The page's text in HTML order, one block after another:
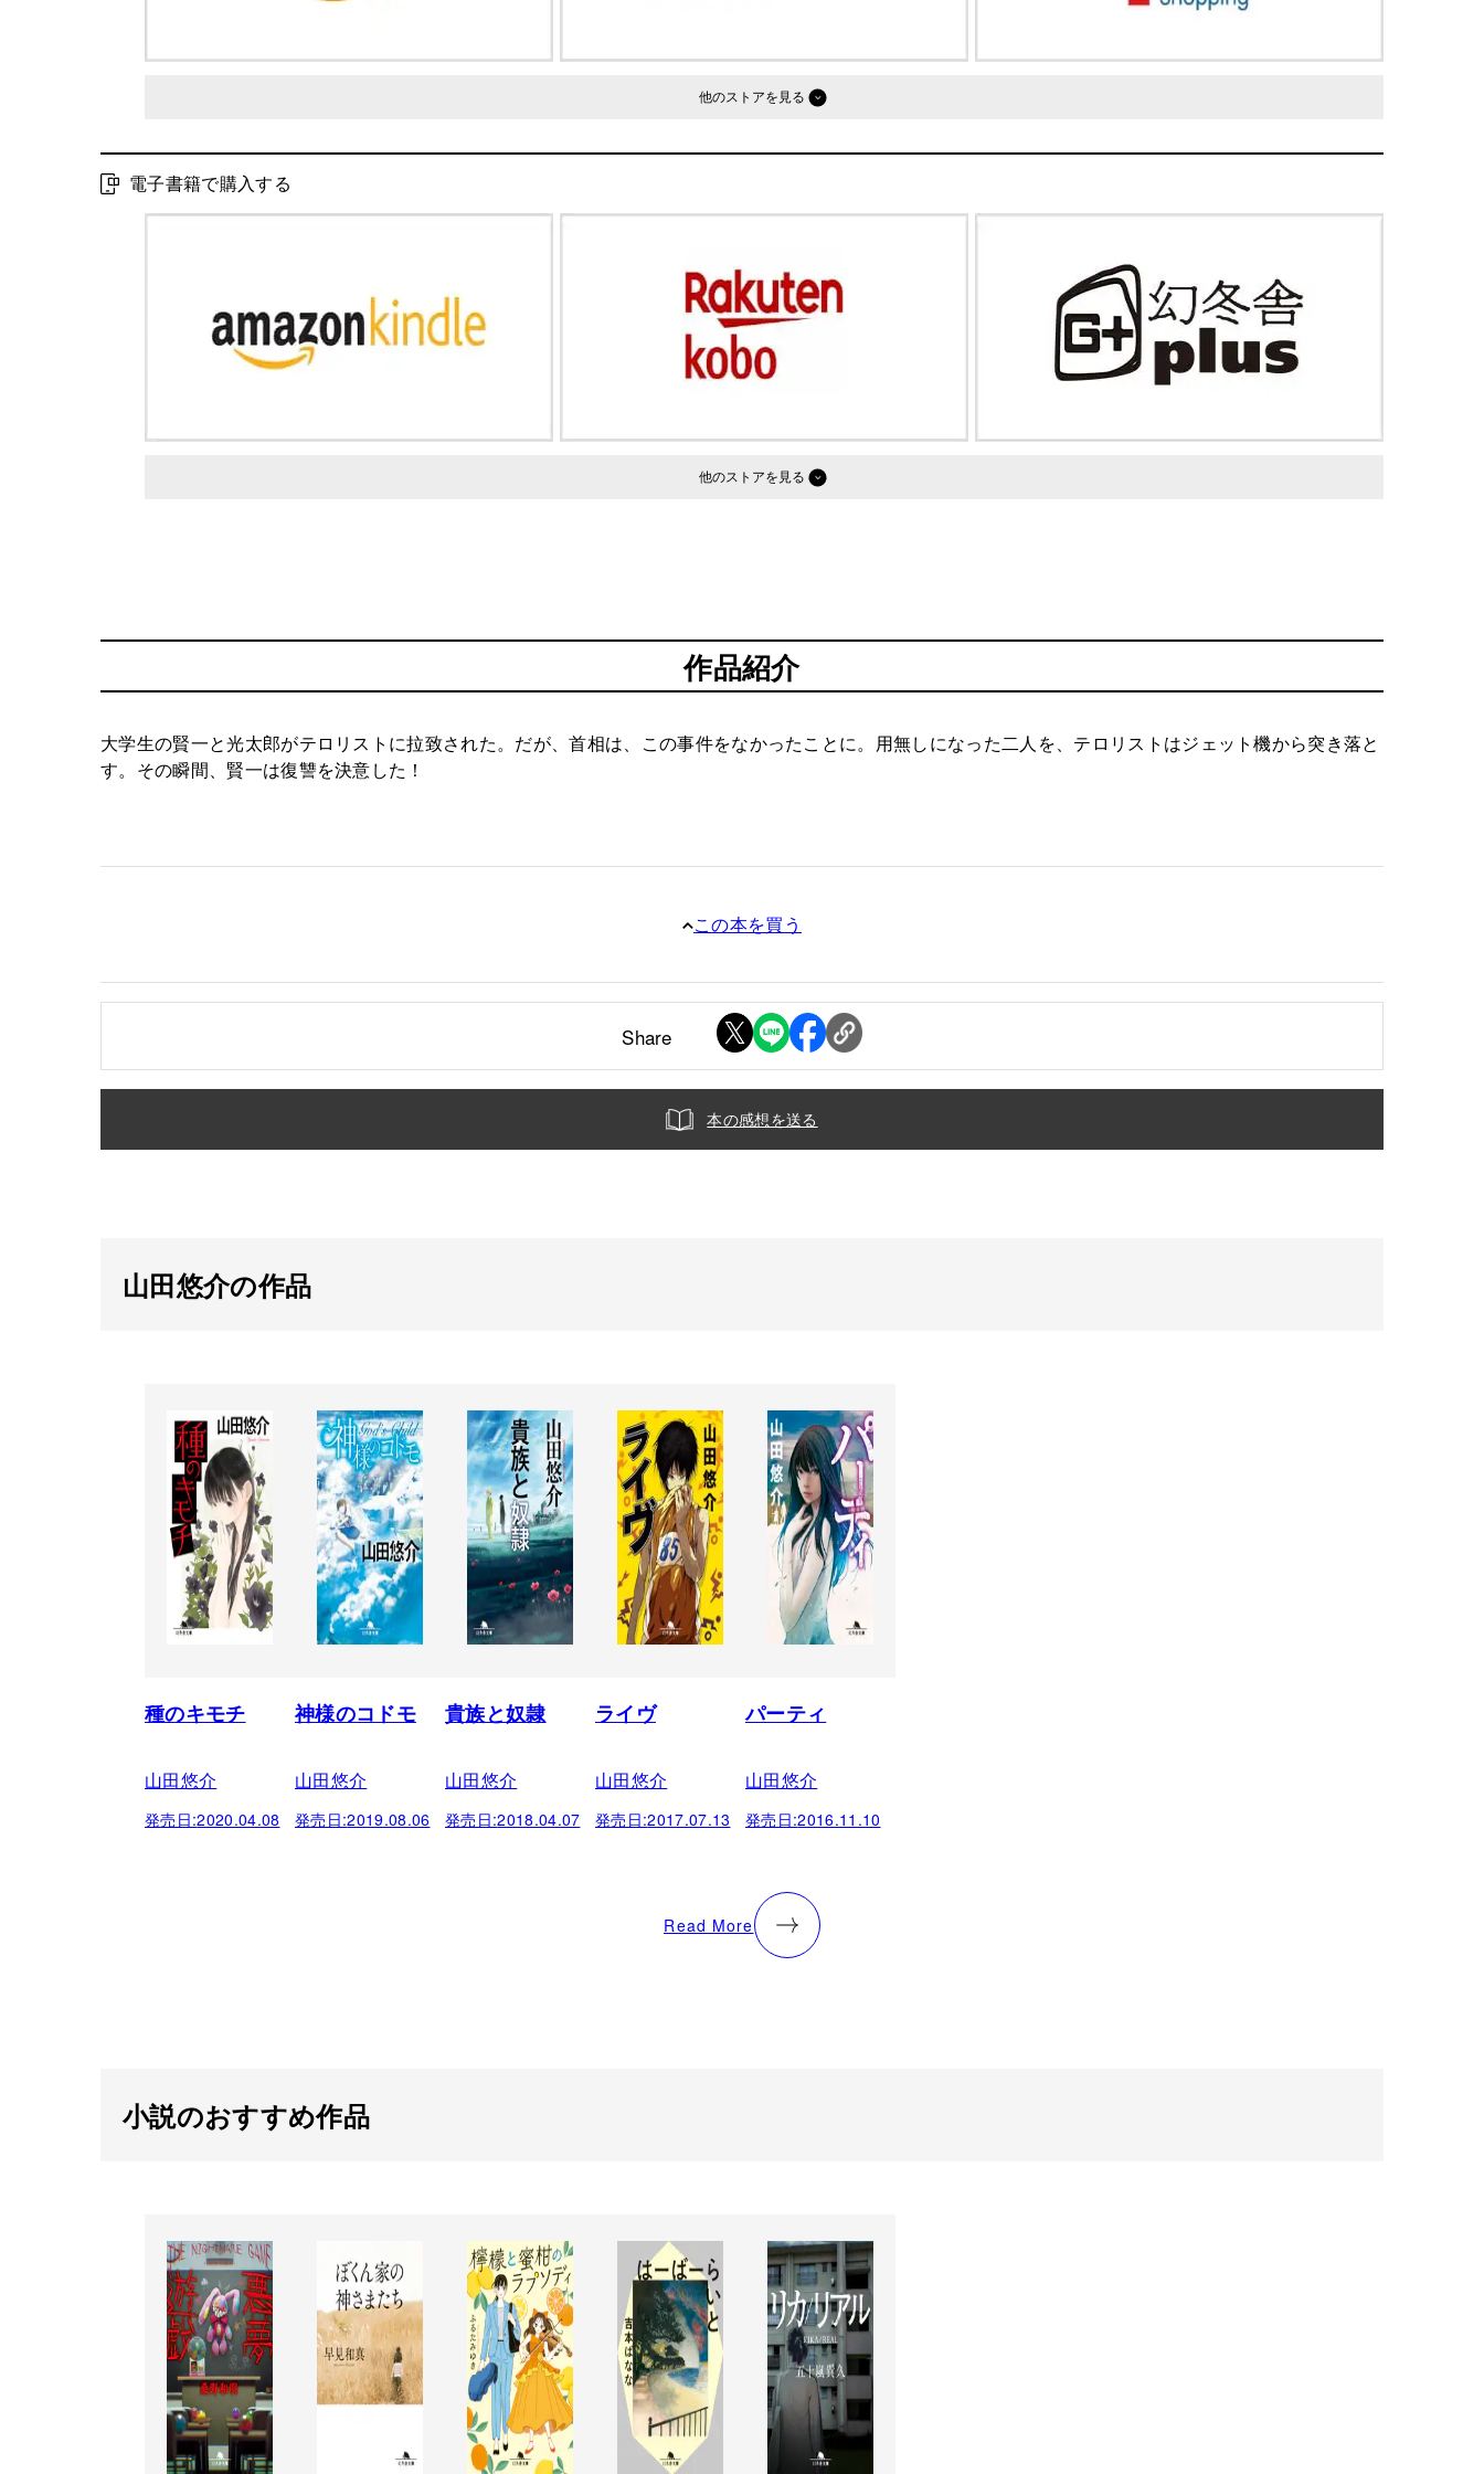
他のストア
電子書籍で購入する
他のストア
作品紹介
大学生の賢一と光太郎がテロリストに拉致された。だが、首相は、この事件をなかったことに。用無しになった二人を、テロリストはジェット機から突き落と
す。その瞬間、賢一は復讐を決意した！
この本を買う
Share
本の感想を送る
山田悠介の作品
種のキモチ
山田悠介
発売日:2020.04.08
神様のコドモ
山田悠介
発売日:2019.08.06
貴族と奴隷
山田悠介
発売日:2018.04.07
ライヴ
山田悠介
発売日:2017.07.13
パーティ
山田悠介
発売日:2016.11.10
Read More
小説のおすすめ作品